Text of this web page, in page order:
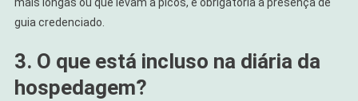
mais longas ou que levam a picos, é obrigatória a presença de
guia credenciado.
3. O que está incluso na diária da
hospedagem?